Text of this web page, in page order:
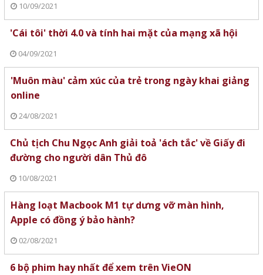
10/09/2021
'Cái tôi' thời 4.0 và tính hai mặt của mạng xã hội
04/09/2021
'Muôn màu' cảm xúc của trẻ trong ngày khai giảng
online
24/08/2021
Chủ tịch Chu Ngọc Anh giải toả 'ách tắc' về Giấy đi
đường cho người dân Thủ đô
10/08/2021
Hàng loạt Macbook M1 tự dưng vỡ màn hình,
Apple có đồng ý bảo hành?
02/08/2021
6 bộ phim hay nhất để xem trên VieON